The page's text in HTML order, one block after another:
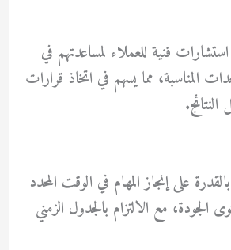
فنية للعملاء لمساعدتهم في
المناسبة، مما يسهم في اتخاذ قرارات
على إنجاز المهام في الوقت المحدد
الجودة، مع الالتزام بالجدول الزمني